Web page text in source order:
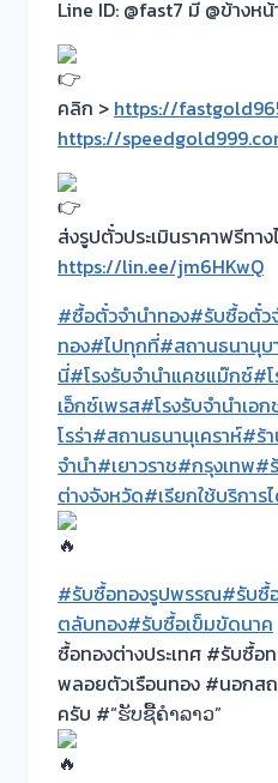
Line ID: @fast7 มี @ข้างหน้
คลิก > https://
https://
ส่งรูปตั๋วประเมินราคาฟรีทา
https://lin.ee/jm6HKwQ
#ซื้อตั๋วจำนำทอง#รับซื้อตั๋ว
ทอง#ไปทุกที่#สถานธนานุบ
นี่#โรงรับจำนำแคชแม๊กซ์#
เอ็กซ์เพรส#โรงรับจำนำเอ
โรร่า#สถานธนานุเคราห์#ร้
จำนำ#เยาวราช#กรุงเทพ#
ต่างจังหวัด#เรียกใช้บริการ
#รับซื้อทองรูปพรรณ#รับซื้
ตลับทอง#รับซื้อเข็มขัดนาค
ซื้อทองต่างประเทศ #รับซื้
พลอยตัวเรือนทอง #นอกส
ครับ #“ຮັບຊື້ຄຳລາວ”